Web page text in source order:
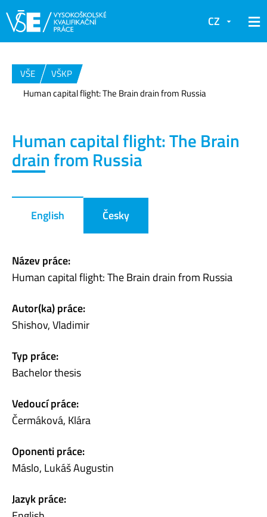
CZ
VŠE
VŠKP
Human capital flight: The Brain drain from Russia
Human capital flight: The Brain
drain from Russia
English Česky
Název práce:
Human capital flight: The Brain drain from Russia
Autor(ka) práce:
Shishov, Vladimir
Typ práce:
Bachelor thesis
Vedoucí práce:
Čermáková, Klára
Oponenti práce:
Máslo, Lukáš Augustin
Jazyk práce: